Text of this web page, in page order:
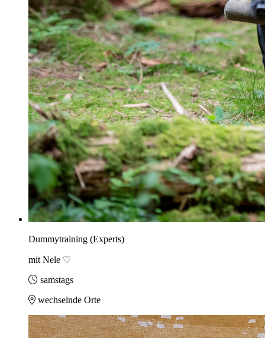
Dummytraining (Experts)
mit Nele ♡
samstags
wechselnde Orte